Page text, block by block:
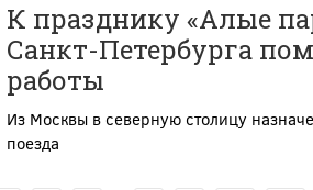
К празднику «Алые
Санкт-Петербурга
работы
Из Москвы в северную столицу
поезда